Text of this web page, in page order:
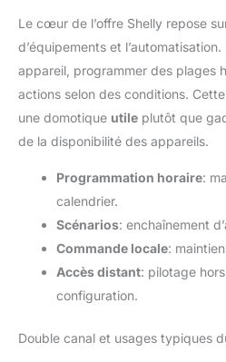
commande : « Alexa, allume la
également lié à une variété de
trouver sur l'application Tuya et
est compatible avec la
récepteur peut stocker
Le cœur de l’offre Shelly repose
d’équipements et
appareil, programmer des plages
actions selon des conditions.
une domotique utile plutôt que
de la disponibilité des appareils.
Programmation horaire:
calendrier.
Scénarios: enchaînement
Commande locale:
Accès distant: pilotage
configuration.
Double canal et usages typiques